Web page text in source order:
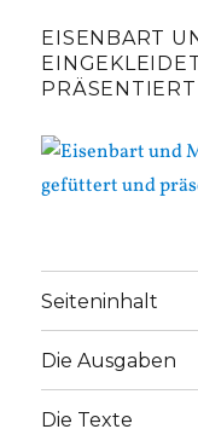
EISENBART
Seiteninhalt
Die Ausgaben
Die Texte